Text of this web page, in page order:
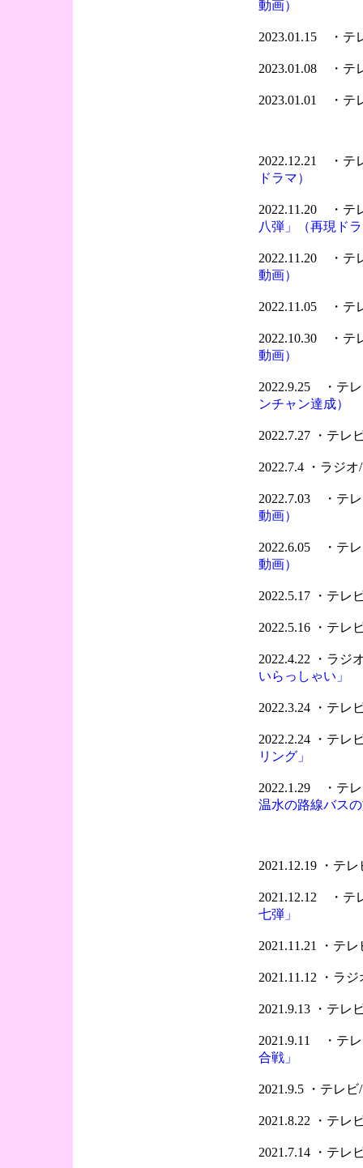
動画）
2023.01.15 ・テ
2023.01.08 ・テ
2023.01.01 ・テ
2022.12.21 ・テ
ドラマ）
2022.11.20 ・テ
八弾」（再現ド
2022.11.20 ・テ
動画）
2022.11.05 ・テ
2022.10.30 ・テ
動画）
2022.9.25 ・テ
ンチャン達成）
2022.7.27 ・テレ
2022.7.4 ・ラジ
2022.7.03 ・テ
動画）
2022.6.05 ・テ
動画）
2022.5.17 ・テレ
2022.5.16 ・テレ
2022.4.22 ・ラジ
いらっしゃい」
2022.3.24 ・テレ
2022.2.24 ・テレ
リング」
2022.1.29 ・テ
温水の路線バス
2021.12.19 ・テ
2021.12.12 ・テ
七弾」
2021.11.21 ・テ
2021.11.12 ・ラ
2021.9.13 ・テレ
2021.9.11 ・テ
合戦」
2021.9.5 ・テレ
2021.8.22 ・テレ
2021.7.14 ・テレ